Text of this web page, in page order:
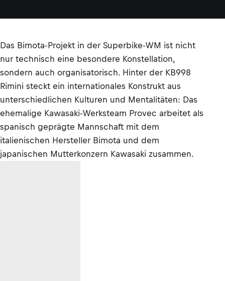
Das Bimota-Projekt in der Superbike-WM ist nicht
nur technisch eine besondere Konstellation,
sondern auch organisatorisch. Hinter der KB998
Rimini steckt ein internationales Konstrukt aus
unterschiedlichen Kulturen und Mentalitäten: Das
ehemalige Kawasaki-Werksteam Provec arbeitet als
spanisch geprägte Mannschaft mit dem
italienischen Hersteller Bimota und dem
japanischen Mutterkonzern Kawasaki zusammen.